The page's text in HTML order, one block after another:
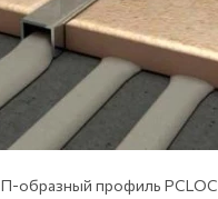
П-образный профиль PCLOC